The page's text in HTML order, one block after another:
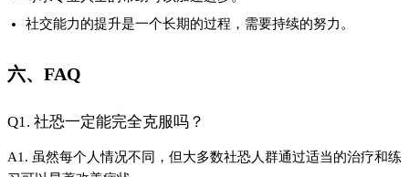
社交能力的提升是一个长期的过程，需要持续的努力。
六、FAQ
Q1. 社恐一定能完全克服吗？
A1. 虽然每个人情况不同，但大多数社恐人群通过适当的治疗和练